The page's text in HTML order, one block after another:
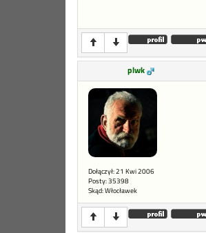
plwk
Dołączył: 21 Kwi 2006
Posty: 35398
Skąd: Włocławek